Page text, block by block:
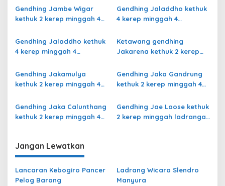
Gendhing Jambe Wigar
kethuk 2 kerep minggah 4
Kalihan Slendro 9
Gendhing Jaladdho kethuk
4 kerep minggah 4
Semu Slendro 9
Gendhing Jaladdho kethuk
4 kerep minggah 4
Giyak-Giyak Slendro 9
Ketawang gendhing
Jakarena kethuk 2 kerep
Slendro 9
Gendhing Jakamulya
kethuk 2 kerep minggah 4
Slendro 9
Gendhing Jaka Gandrung
kethuk 2 kerep minggah 4
Gendhing Jaka Calunthang
kethuk 2 kerep minggah 4
9
Gendhing Jae Laose kethuk
2 kerep minggah ladrangan
Jangan Lewatkan
Lancaran Kebogiro Pancer
Pelog Barang
Ladrang Wicara Slendro
Manyura